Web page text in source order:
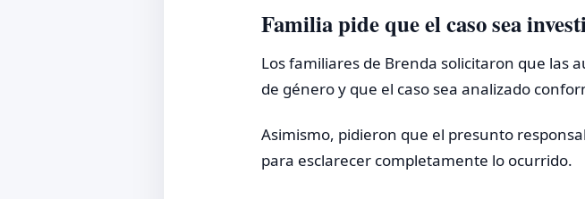
Familia pide que el caso sea
Los familiares de Brenda solicitaron que las
de género y que el caso sea analizado
Asimismo, pidieron que el presunto
para esclarecer completamente lo ocurrido.